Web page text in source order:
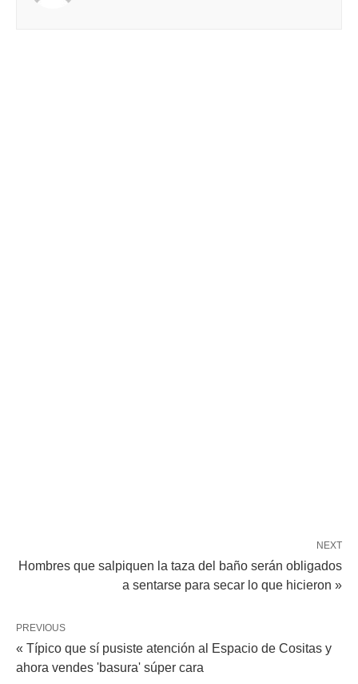
NEXT
Hombres que salpiquen la taza del baño serán obligados
a sentarse para secar lo que hicieron »
PREVIOUS
« Típico que sí pusiste atención al Espacio de Cositas y
ahora vendes 'basura' súper cara